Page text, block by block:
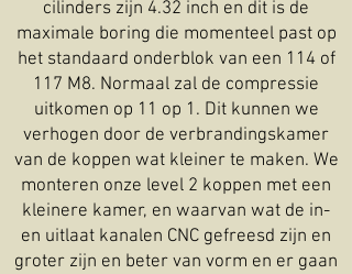
cilinders zijn 4.32 inch en dit is de
maximale boring die momenteel past op
het standaard onderblok van een 114 of
117 M8. Normaal zal de compressie
uitkomen op 11 op 1. Dit kunnen we
verhogen door de verbrandingskamer
van de koppen wat kleiner te maken. We
monteren onze level 2 koppen met een
kleinere kamer, en waarvan wat de in-
en uitlaat kanalen CNC gefreesd zijn en
groter zijn en beter van vorm en er gaan